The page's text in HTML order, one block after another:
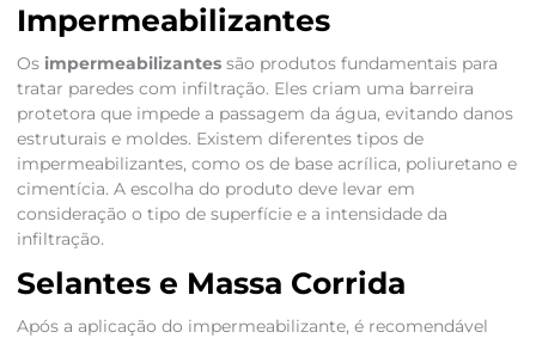
Impermeabilizantes
Os impermeabilizantessão produtos fundamentais para
tratar paredes com infiltração. Eles criam uma barreira
protetora que impede a passagem da água, evitando danos
estruturais e moldes. Existem diferentes tipos de
impermeabilizantes, como os de base acrílica, poliuretano e
cimentícia. A escolha do produto deve levar em
consideração o tipo de superfície e a intensidade da
infiltração.
Selantes e Massa Corrida
Após a aplicação do impermeabilizante, é recomendável